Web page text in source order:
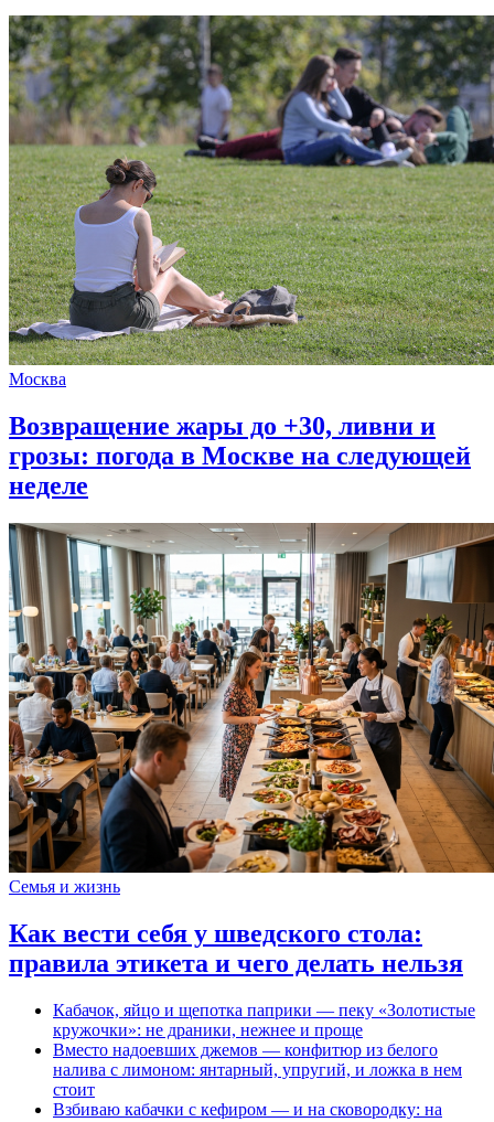
Москва
Возвращение жары до +30, ливни и
грозы: погода в Москве на следующей
неделе
Семья и жизнь
Как вести себя у шведского стола:
правила этикета и чего делать нельзя
Кабачок, яйцо и щепотка паприки — пеку «Золотистые
кружочки»: не драники, нежнее и проще
Вместо надоевших джемов — конфитюр из белого
налива с лимоном: янтарный, упругий, и ложка в нем
стоит
Взбиваю кабачки с кефиром — и на сковородку: на